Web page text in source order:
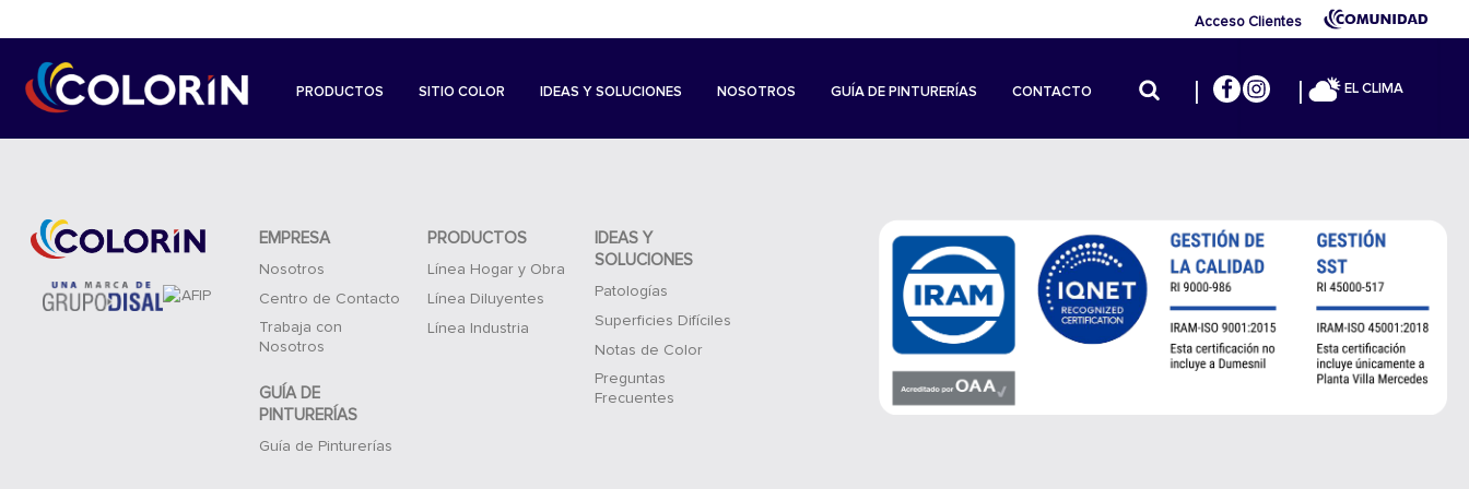
Acceso Clientes
PRODUCTOS SITIO COLOR IDEAS Y SOLUCIONES NOSOTROS GUÍA DE PINTURERÍAS CONTACTO EL CLIMA
EMPRESA
Nosotros
Centro de Contacto
Trabaja con
Nosotros
GUÍA DE
PINTURERÍAS
Guía de Pinturerías
PRODUCTOS
Línea Hogar y Obra
Línea Diluyentes
Línea Industria
IDEAS Y
SOLUCIONES
Patologías
Superficies Difíciles
Notas de Color
Preguntas
Frecuentes